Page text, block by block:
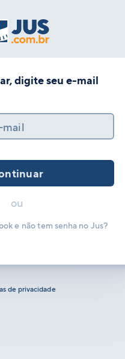
digite seu e-mail
mail
ou
e não tem senha no Jus?
de privacidade